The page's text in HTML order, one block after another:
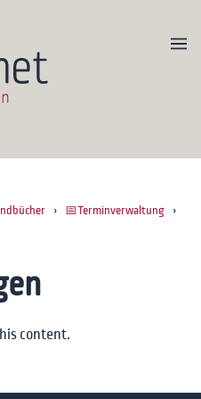
› 📅Terminverwaltung ›
content.